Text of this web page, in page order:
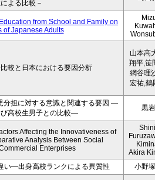
よる比較－
from School and Family on
of Japanese Adults
較と日本における要因分析
山本高
翔平,笹
網谷理
宏祐,鶴
分担に対する意識と関連する要因 ―
高校生男子との比較―
黒
Affecting the Innovativeness of
Analysis Between Social
Enterprises
Akira
い―出身高校ランクによる異質性
小野